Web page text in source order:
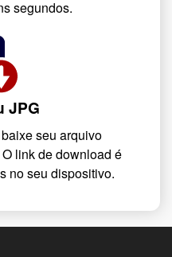
segundos.
JPG
seu arquivo
link de download é
no seu dispositivo.